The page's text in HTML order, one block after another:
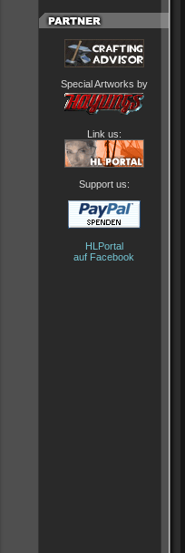
Special Artworks by
Link us:
Support us:
HLPortal
auf Facebook